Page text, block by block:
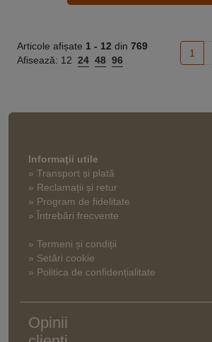
Articole afișate 1 - 12 din 769
Afisează: 12 24 48 96
1
Informaţii utile
» Transport și plată
» Reclamații și retur
» Program de fidelitate
» Întrebări frecvente
» Termeni și condiții
» Setări cookie
» Politica de confidențialitate
Opinii